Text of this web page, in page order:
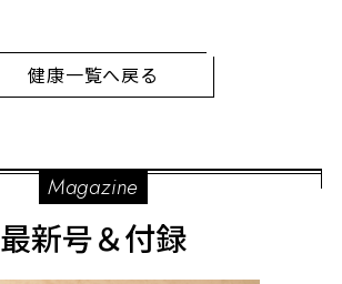
健康一覧へ戻る
Magazine
最新号＆付録